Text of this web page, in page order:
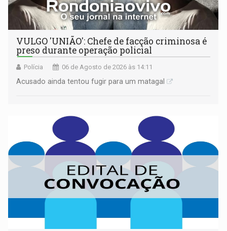
VULGO 'UNIÃO': Chefe de facção criminosa é
preso durante operação policial
Polícia 06 de Agosto de 2026 às 14:11
Acusado ainda tentou fugir para um matagal